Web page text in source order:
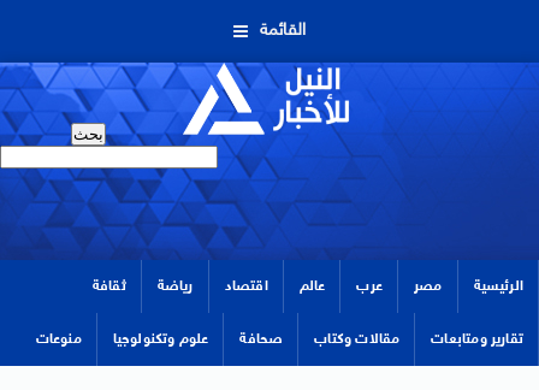
القائمة
الرئيسية مصر عرب عالم اقتصاد رياضة ثقافة
تقارير ومتابعات مقالات وكتاب صحافة علوم وتكنولوجيا منوعات